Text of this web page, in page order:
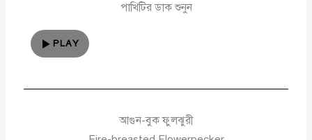
পাখিটির ডাক শুনুন
PLAY
আগুন-বুক ফুলঝুরী